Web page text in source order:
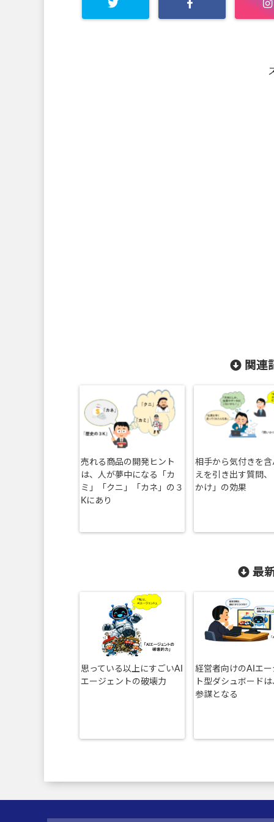
関連
売れる商品の開発ヒント
は、人が夢中になる「カ
ミ」「クニ」「カネ」の３
Kにあり
相手から気付きを含
えを引き出す質問
かけ」の効果
最
思っている以上にすごいAI
エージェントの破壊力
経営者向けのAIエー
ト型ダシュボード
参謀となる